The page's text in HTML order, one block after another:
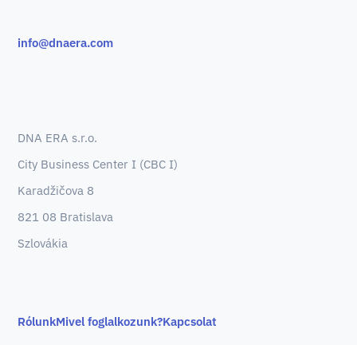
info@dnaera.com
DNA ERA s.r.o.
City Business Center I (CBC I)
Karadžičova 8
821 08 Bratislava
Szlovákia
RólunkMivel foglalkozunk?Kapcsolat